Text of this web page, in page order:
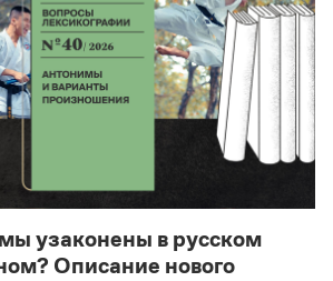
узаконены в русском
Описание нового